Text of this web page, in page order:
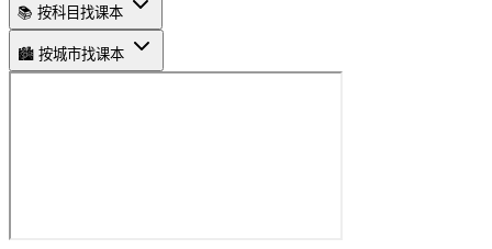
📚 按科目找课本
🏙️ 按城市找课本